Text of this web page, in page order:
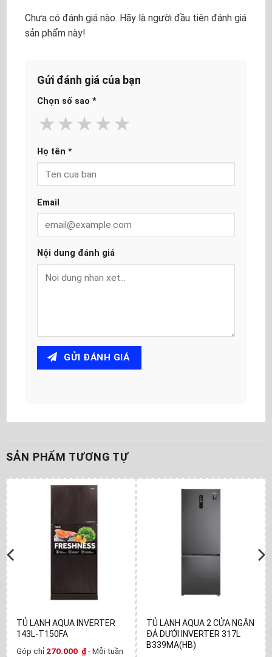
Chưa có đánh giá nào. Hãy là người đầu tiên đánh giá
sản phẩm này!
Gửi đánh giá của bạn
Chọn số sao *
★
★
★
★
★
Họ tên *
Email
Nội dung đánh giá
GỬI ĐÁNH GIÁ
SẢN PHẨM TƯƠNG TỰ
TỦ LẠNH AQUA INVERTER
143L-T150FA
Góp chỉ 270.000 ₫- Mỗi tuần
TỦ LẠNH AQUA 2 CỬA NGĂN
ĐÁ DƯỚI INVERTER 317L
B339MA(HB)